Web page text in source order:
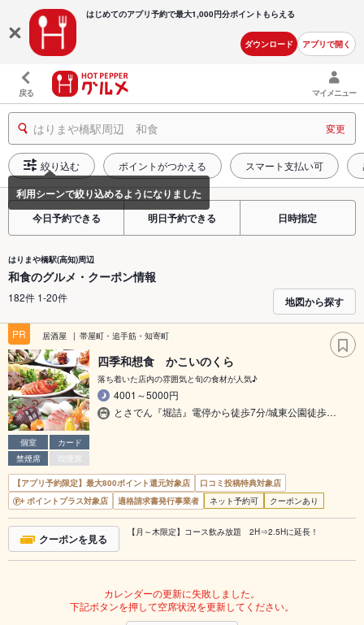
はじめてのアプリ予約で最大1,000円分ポイントもらえる
ダウンロード アプリで開く
戻る マイメニュー
はりまや橋駅周辺 和食 変更
絞り込む ポイントがつかえる スマート支払い可
今日予約できる 明日予約できる 日時指定
はりまや橋駅(高知)周辺
和食のグルメ・クーポン情報
182件 1-20件 地図から探す
PR 居酒屋 帯屋町・追手筋・知寄町
個室
カード
禁煙席
喫煙席
四季和想食 かこいのくら
落ち着いた店内の雰囲気と旬の食材が人気♪
4001～5000円
とさでん『堀詰』電停から徒歩7分/城東公園徒歩…
【アプリ予約限定】最大800ポイント還元対象店
口コミ投稿特典対象店
ポイントプラス対象店
適格請求書発行事業者 ネット予約可 クーポンあり
クーポンを見る 【月～木限定】コース飲み放題 2H⇒2.5Hに延長！
カレンダーの更新に失敗しました。
下記ボタンを押して空席状況を更新してください。